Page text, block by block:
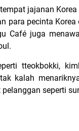
jajanan
para pecinta
Café juga
tteokbokki,
kalah
seperti